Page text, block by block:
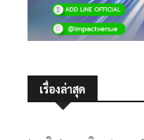
เรื่องล่าสุด